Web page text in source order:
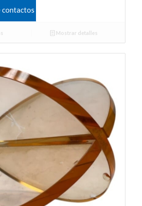
contactos
Mostrar detalles